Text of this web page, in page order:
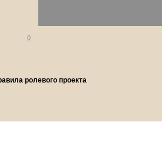
0
ролевого проекта